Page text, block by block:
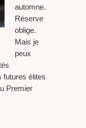
automne.
Réserve
oblige.
Mais je
peux
futures élites
Premier